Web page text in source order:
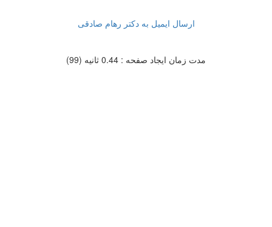
ارسال ایمیل به دکتر رهام صادقی
مدت زمان ایجاد صفحه : 0.44 ثانیه (99)